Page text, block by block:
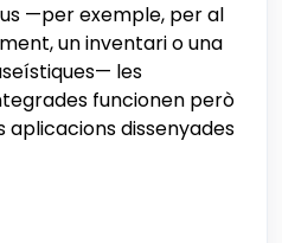
—per exemple, per al
un inventari o una
les
funcionen però
aplicacions dissenyades